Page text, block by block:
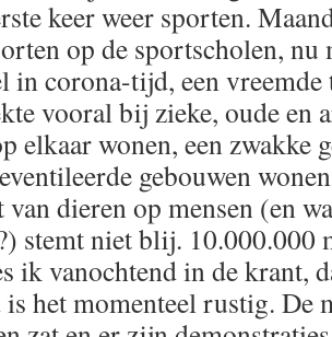
keer weer sporten.
op de sportscholen, nu
in corona-tijd, een
vooral bij zieke, oude en
elkaar wonen, een zwakke
gebouwen
van dieren op mensen (en
stemt niet blij. 10.000.000
ik vanochtend in de krant,
het momenteel rustig. De